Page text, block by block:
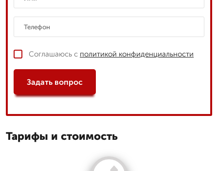
Соглашаюсь с политикой конфиденциальности
Задать вопрос
Тарифы и стоимость